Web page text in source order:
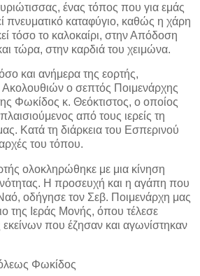
ένας τόπος που για εμάς
πνευματικό καταφύγιο, καθώς η χάρη
τόσο το καλοκαίρι, στην Απόδοση
τώρα, στην καρδιά του χειμώνα.
και ανήμερα της εορτής,
ο σεπτός Ποιμενάρχης
Φωκίδος κ. Θεόκτιστος, ο οποίος
από τους ιερείς τη
Κατά τη διάρκεια του Εσπερινού
του τόπου.
ολοκληρώθηκε με μια κίνηση
Η προσευχή και η αγάπη που
οδήγησε τον Σεβ. Ποιμενάρχη μας
της Ιεράς Μονής, όπου τέλεσε
εκείνων που έζησαν και αγωνίστηκαν
Φωκίδος